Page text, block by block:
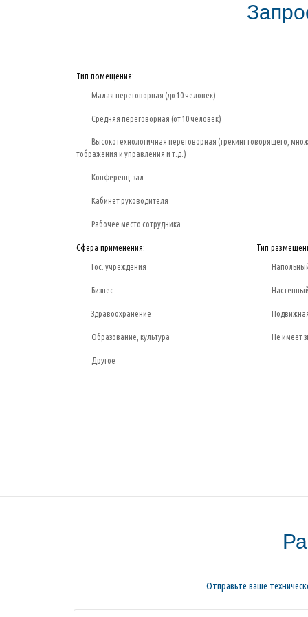
Тип помещения:
Малая переговорная (до 10 человек)
Средняя переговорная (от 10 человек)
Высокотехнологичная переговорная (трекинг говорящего,
тображения и управления и т.д.)
Конференц-зал
Кабинет руководителя
Рабочее место сотрудника
Сфера применения:
Гос. учреждения
Бизнес
Здравоохранение
Образование, культура
Другое
Тип
Не имеет
Отправьте ваше